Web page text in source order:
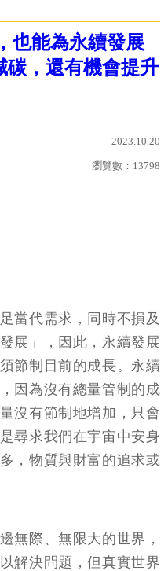
也能為永續發展
碳，還有機會提升
2023.10.20
瀏覽數： 13798
當代需求，同時不損及
展」，因此，永續發展
節制目前的成長。永續
因為沒有總量管制的成
沒有節制地增加，只會
尋求我們在宇宙中安身
，物質與財富的追求或
無際、無限大的世界，
解決問題，但真實世界